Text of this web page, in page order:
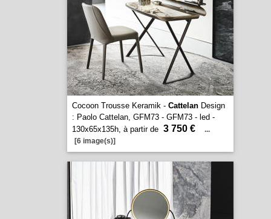
Cocoon Trousse Keramik - CattelanDesign
: Paolo Cattelan, GFM73 - GFM73 - led -
130x65x135h, à partir de 3 750 €
...
[6 image(s)]